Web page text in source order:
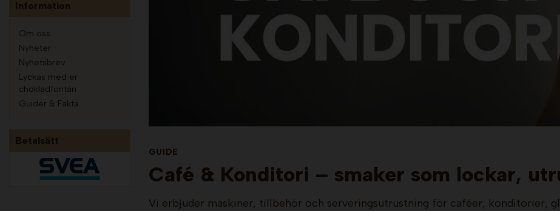
Information
Om oss
Nyheter
Nyhetsbrev
Lyckas med er
chokladfontän
Guider & Fakta
Betalsätt
GUIDE
Café & Konditori – smaker som lockar,
Vi erbjuder maskiner, tillbehör och serveringsutrustning för caféer, konditorier,